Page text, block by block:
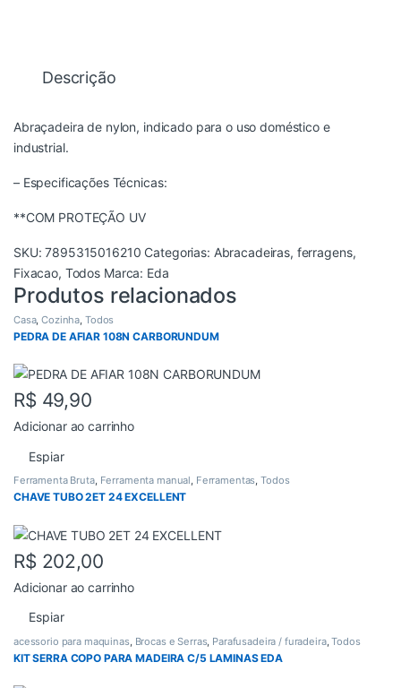
Descrição
Abraçadeira de nylon, indicado para o uso doméstico e
industrial.
– Especificações Técnicas:
**COM PROTEÇÃO UV
SKU:7895315016210 Categorias: Abracadeiras, ferragens,
Fixacao, Todos Marca: Eda
Produtos relacionados
Casa,Cozinha, Todos
PEDRA DE AFIAR 108N CARBORUNDUM
R$ 49,90
Adicionar ao carrinho
Espiar
Ferramenta Bruta, Ferramenta manual, Ferramentas,Todos
CHAVE TUBO 2ET 24 EXCELLENT
R$ 202,00
Adicionar ao carrinho
Espiar
acessorio para maquinas, Brocas e Serras, Parafusadeira / furadeira,Todos
KIT SERRA COPO PARA MADEIRA C/5 LAMINAS EDA